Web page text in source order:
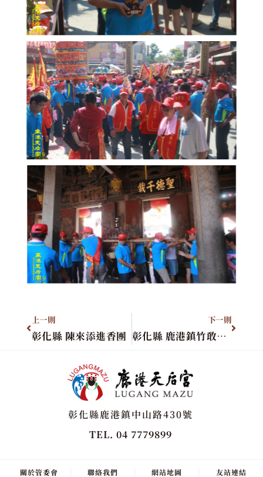
上一則
彰化縣 陳來添進香團
下一則
彰化縣 鹿港鎮竹敢郊四媽會
彰化縣鹿港鎮中山路430號
TEL. 04 7779899
關於管委會 聯絡我們 網站地圖 友站連結